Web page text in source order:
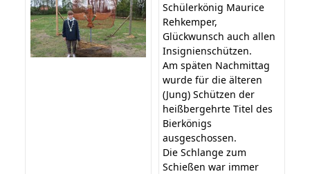
Schülerkönig Maurice
Rehkemper,
Glückwunsch auch allen
Insignienschützen.
Am späten Nachmittag
wurde für die älteren
(Jung) Schützen der
heißbergehrte Titel des
Bierkönigs
ausgeschossen.
Die Schlange zum
Schießen war immer